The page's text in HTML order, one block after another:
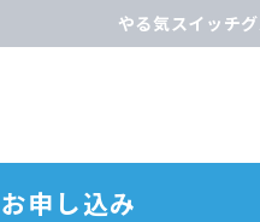
やる気スイッチ
申し込み